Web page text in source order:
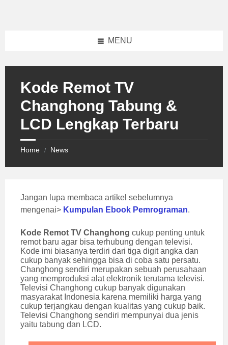
MENU
Kode Remot TV
Changhong Tabung &
LCD Lengkap Terbaru
Home / News
Jangan lupa membaca artikel sebelumnya
mengenai> Kumpulan Ebook Pemrograman.
Kode Remot TV Changhong cukup penting untuk
remot baru agar bisa terhubung dengan televisi.
Kode imi biasanya terdiri dari tiga digit angka dan
cukup banyak sehingga bisa di coba satu persatu.
Changhong sendiri merupakan sebuah perusahaan
yang memproduksi alat elektronik terutama televisi.
Televisi Changhong cukup banyak digunakan
masyarakat Indonesia karena memiliki harga yang
cukup terjangkau dengan kualitas yang cukup baik.
Televisi Changhong sendiri mempunyai dua jenis
yaitu tabung dan LCD.